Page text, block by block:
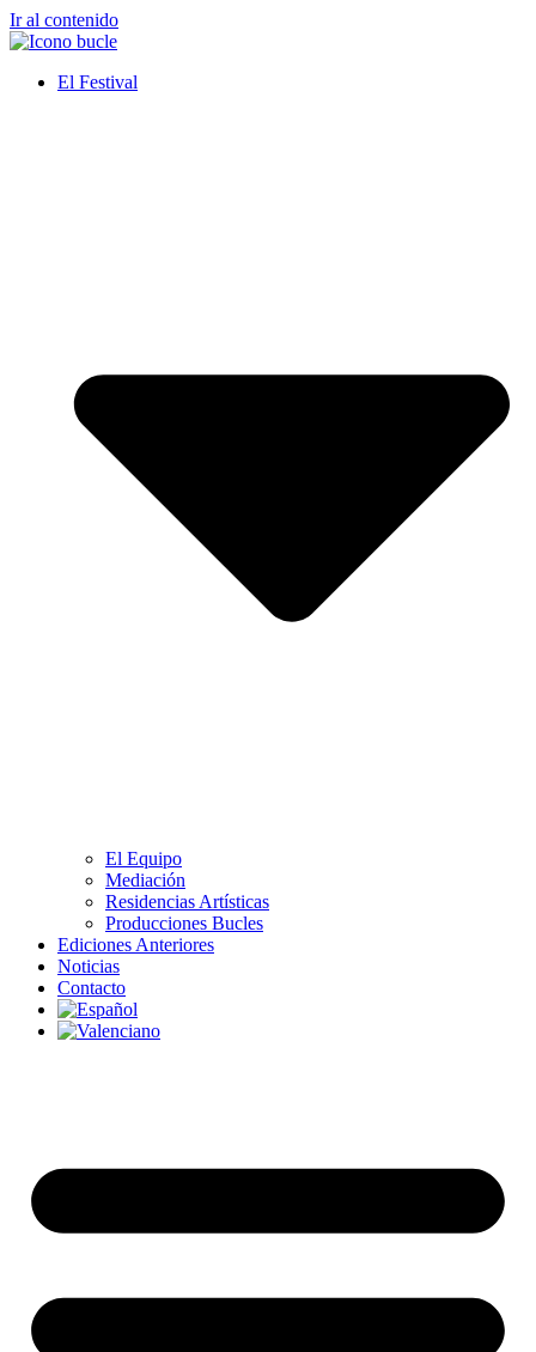
Ir al contenido
El Festival
El Equipo
Mediación
Residencias Artísticas
Producciones Bucles
Ediciones Anteriores
Noticias
Contacto